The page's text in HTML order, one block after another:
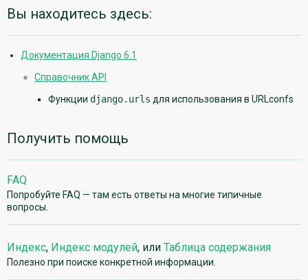
Вы находитесь здесь:
Документация Django 6.1
Справочник API
Функции django.urls для использования в URLconfs
Получить помощь
FAQ
Попробуйте FAQ — там есть ответы на многие типичные
вопросы.
Индекс, Индекс модулей, или Таблица содержания
Полезно при поиске конкретной информации.